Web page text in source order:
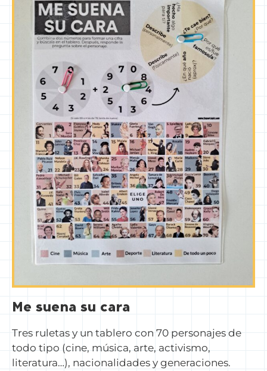
Me suena su cara
Tres ruletas y un tablero con 70 personajes de
todo tipo (cine, música, arte, activismo,
literatura…), nacionalidades y generaciones.